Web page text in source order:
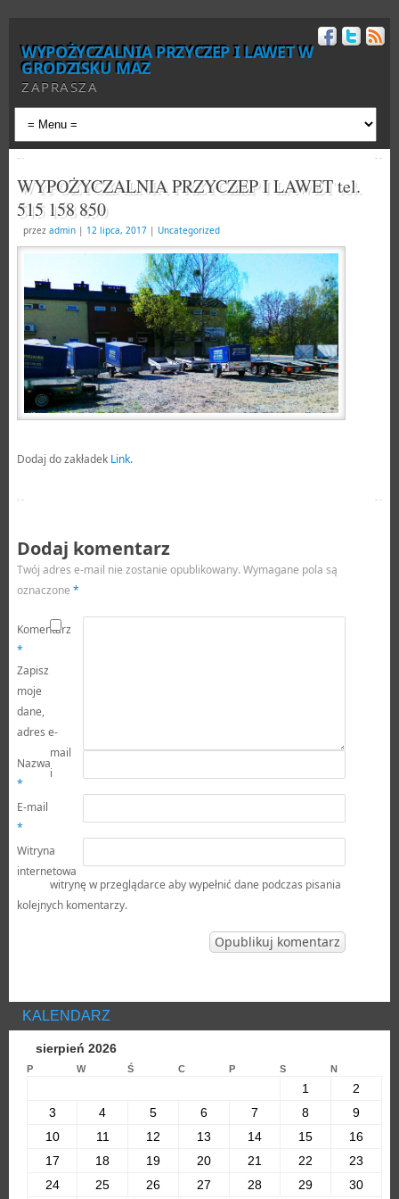
WYPOŻYCZALNIA PRZYCZEP I LAWET W
GRODZISKU MAZ
ZAPRASZA
WYPOŻYCZALNIA PRZYCZEP I LAWET tel.
515 158 850
przez admin | 12 lipca, 2017 | Uncategorized
Dodaj do zakładek Link.
Dodaj komentarz
Twój adres e-mail nie zostanie opublikowany. Wymagane pola są
oznaczone *
Komentarz
*
Nazwa
*
E-mail
*
Witryna
internetowa
Zapisz
moje
dane,
adres e-
mail
i
witrynę w przeglądarce aby wypełnić dane podczas pisania
kolejnych komentarzy.
KALENDARZ
sierpień 2026
P W Ś C P S N
1
2
3
4 5 6 7 8
9
10
11 12 13 14 15
16
17
18 19 20 21 22
23
24
25 26 27 28 29 30